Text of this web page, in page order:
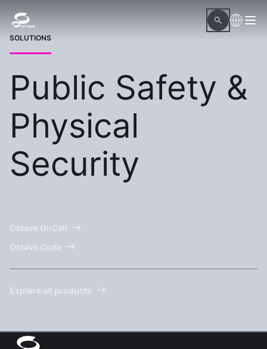
SOLUTIONS
Public Safety &
Physical
Security
Octave OnCall
Octave Coda
Explore all products